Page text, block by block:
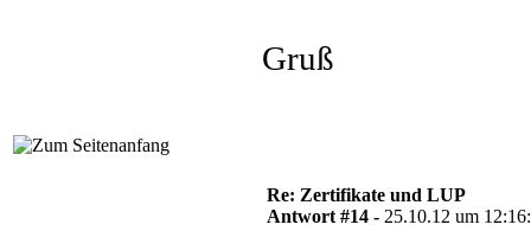
Gruß
Re: Zertifikate und LUP
Antwort #14 - 25.10.12 um